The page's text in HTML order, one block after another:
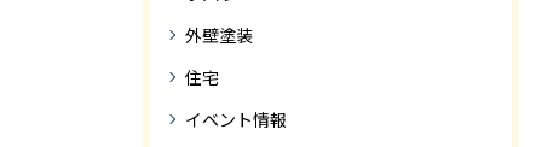
外壁塗装
住宅
イベント情報